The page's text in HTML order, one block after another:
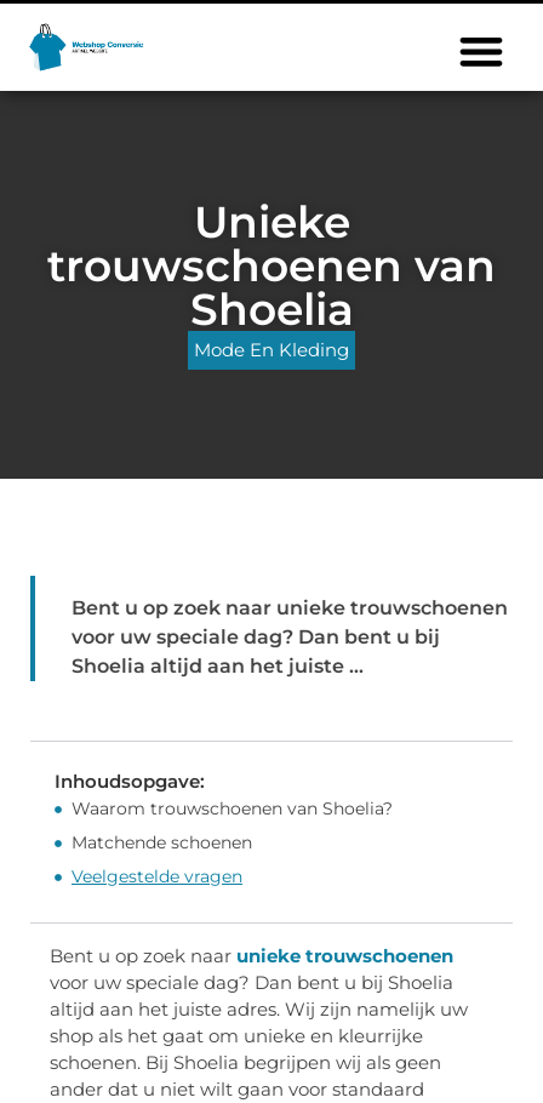
Unieke
trouwschoenen van
Shoelia
Mode En Kleding
Bent u op zoek naar unieke trouwschoenen
voor uw speciale dag? Dan bent u bij
Shoelia altijd aan het juiste ...
Inhoudsopgave:
Waarom trouwschoenen van Shoelia?
Matchende schoenen
Veelgestelde vragen
Bent u op zoek naar unieke trouwschoenen
voor uw speciale dag? Dan bent u bij Shoelia
altijd aan het juiste adres. Wij zijn namelijk uw
shop als het gaat om unieke en kleurrijke
schoenen. Bij Shoelia begrijpen wij als geen
ander dat u niet wilt gaan voor standaard